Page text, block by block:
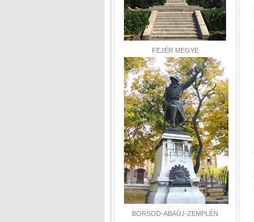
FEJÉR MEGYE
BORSOD-ABAÚJ-ZEMPLÉN